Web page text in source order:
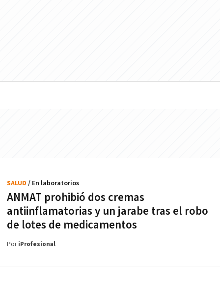
ANMAT prohibió dos cremas
antiinflamatorias y un jarabe tras el robo
de lotes de medicamentos
SALUD / En laboratorios
PoriProfesional